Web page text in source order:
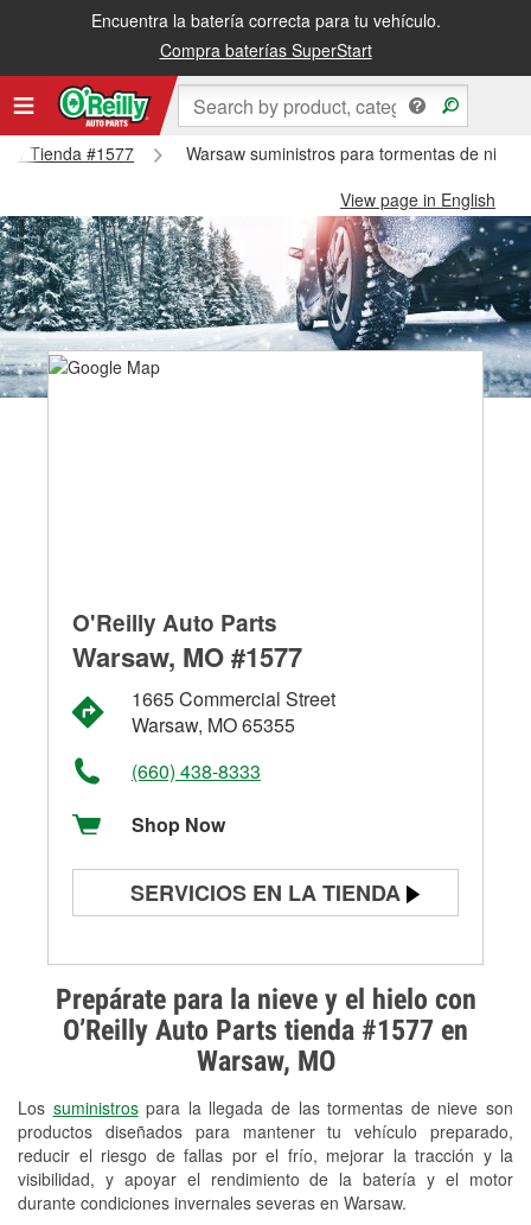
Encuentra la batería correcta para tu vehículo.
Compra baterías SuperStart
Tienda #1577
Warsaw suministros para tormentas de
View page in English
Prepárate para la nieve y el hielo con
O’Reilly Auto Parts tienda #1577 en
Warsaw, MO
Los suministrospara la llegada de las tormentas de nieve son
productos diseñados para mantener tu vehículo preparado,
reducir el riesgo de fallas por el frío, mejorar la tracción y la
visibilidad, y apoyar el rendimiento de la batería y el motor
durante condiciones invernales severas en Warsaw.
O'Reilly Auto Parts
Warsaw, MO #1577
1665 Commercial Street
Warsaw, MO 65355
(660) 438-8333
Shop Now
SERVICIOS EN LA TIENDA
Prueba de alternadores y
arrancadores
Revisión de la luz "Check Engine"
Reciclaje de baterías y aceite
Instalación de bombillas de faros
Instalación de limpiaparabrisas